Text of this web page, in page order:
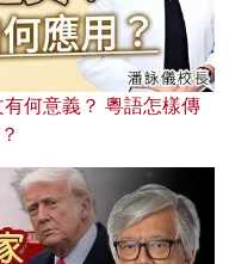
何意義？ 粵語怎樣傳